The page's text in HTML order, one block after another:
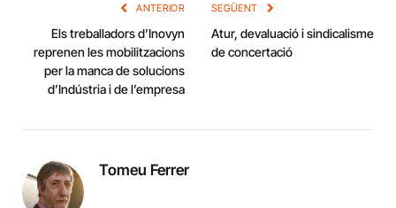
ANTERIOR
Els treballadors d’Inovyn
reprenen les mobilitzacions
per la manca de solucions
d’Indústria i de l’empresa
SEGÜENT
Atur, devaluació i sindicalisme
de concertació
Tomeu Ferrer